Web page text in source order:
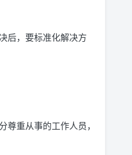
后，要标准化解决方
重从事的工作人员，